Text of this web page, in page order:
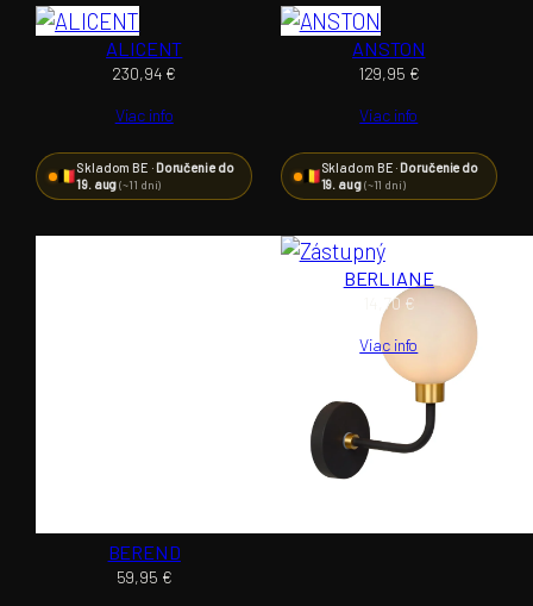
ALICENT
230,94 €
Viac info
Skladom BE · Doručenie do
19. aug(~11 dní)
ANSTON
129,95 €
Viac info
Skladom BE · Doručenie do
19. aug(~11 dní)
BEREND
59,95 €
BERLIANE
14,70 €
Viac info